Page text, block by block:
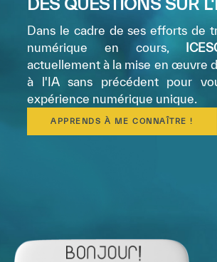
DES QUESTIONS SUR
Dans le cadre de ses efforts de
numérique en cours,
actuellement à la mise en œuvre
à l'IA sans précédent pour
expérience numérique unique.
APPRENDS À ME CONNAÎTRE !